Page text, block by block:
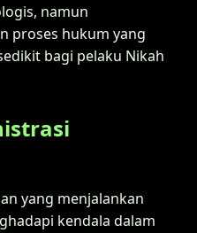
namun
proses hukum yang
bagi pelaku Nikah
yang menjalankan
kendala dalam